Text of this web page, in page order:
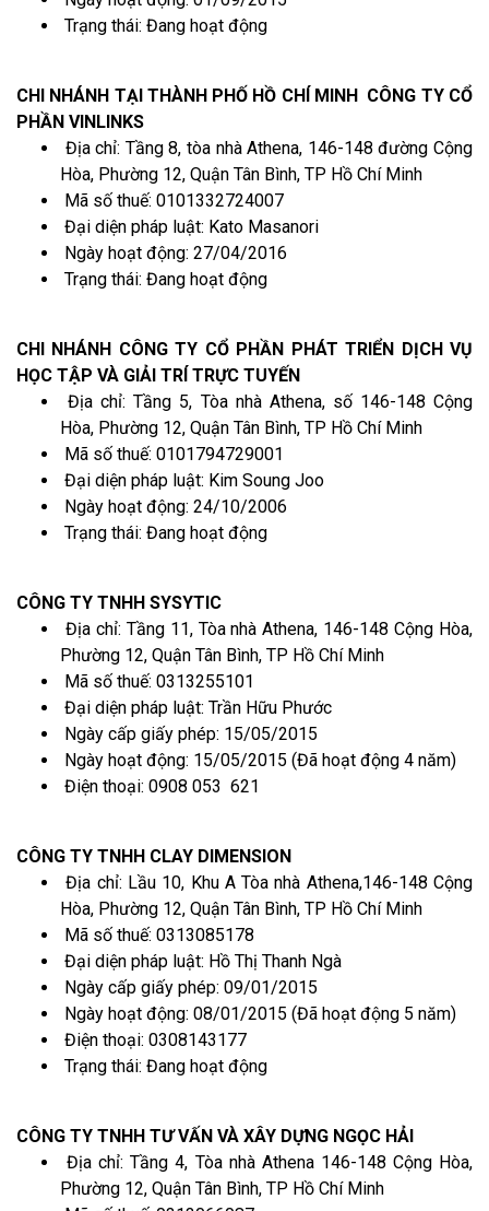
Trạng thái: Đang hoạt động
CHI NHÁNH TẠI THÀNH PHỐ HỒ CHÍ MINH CÔNG TY CỔ
PHẦN VINLINKS
Địa chỉ: Tầng 8, tòa nhà Athena, 146-148 đường Cộng
Hòa, Phường 12, Quận Tân Bình, TP Hồ Chí Minh
Mã số thuế: 0101332724007
Đại diện pháp luật: Kato Masanori
Ngày hoạt động: 27/04/2016
Trạng thái: Đang hoạt động
CHI NHÁNH CÔNG TY CỔ PHẦN PHÁT TRIỂN DỊCH VỤ
HỌC TẬP VÀ GIẢI TRÍ TRỰC TUYẾN
Địa chỉ: Tầng 5, Tòa nhà Athena, số 146-148 Cộng
Hòa, Phường 12, Quận Tân Bình, TP Hồ Chí Minh
Mã số thuế: 0101794729001
Đại diện pháp luật: Kim Soung Joo
Ngày hoạt động: 24/10/2006
Trạng thái: Đang hoạt động
CÔNG TY TNHH SYSYTIC
Địa chỉ: Tầng 11, Tòa nhà Athena, 146-148 Cộng Hòa,
Phường 12, Quận Tân Bình, TP Hồ Chí Minh
Mã số thuế: 0313255101
Đại diện pháp luật: Trần Hữu Phước
Ngày cấp giấy phép: 15/05/2015
Ngày hoạt động: 15/05/2015 (Đã hoạt động 4 năm)
Điện thoại: 0908 053 621
CÔNG TY TNHH CLAY DIMENSION
Địa chỉ: Lầu 10, Khu A Tòa nhà Athena,146-148 Cộng
Hòa, Phường 12, Quận Tân Bình, TP Hồ Chí Minh
Mã số thuế: 0313085178
Đại diện pháp luật: Hồ Thị Thanh Ngà
Ngày cấp giấy phép: 09/01/2015
Ngày hoạt động: 08/01/2015 (Đã hoạt động 5 năm)
Điện thoại: 0308143177
Trạng thái: Đang hoạt động
CÔNG TY TNHH TƯ VẤN VÀ XÂY DỰNG NGỌC HẢI
Địa chỉ: Tầng 4, Tòa nhà Athena 146-148 Cộng Hòa,
Phường 12, Quận Tân Bình, TP Hồ Chí Minh